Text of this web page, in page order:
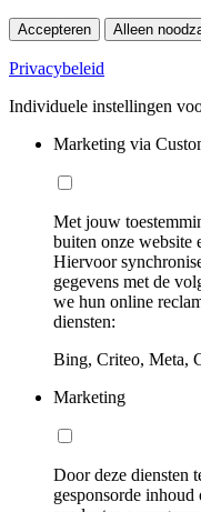
Accepteren Alleen
Privacybeleid
Individuele instellingen
Marketing via
Met jouw
buiten onze website
Hiervoor
gegevens met de
we hun online
diensten:
Bing, Criteo, Meta,
Marketing
Door deze diensten
gesponsorde